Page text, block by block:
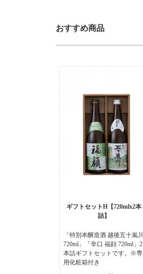
おすすめ商品
ギフトセットH【720mlx2本
詰】
「特別本醸造酒 越後五十嵐川
720ml」「辛口 福顔 720ml」2
本詰ギフトセットです。※専
用化粧箱付き